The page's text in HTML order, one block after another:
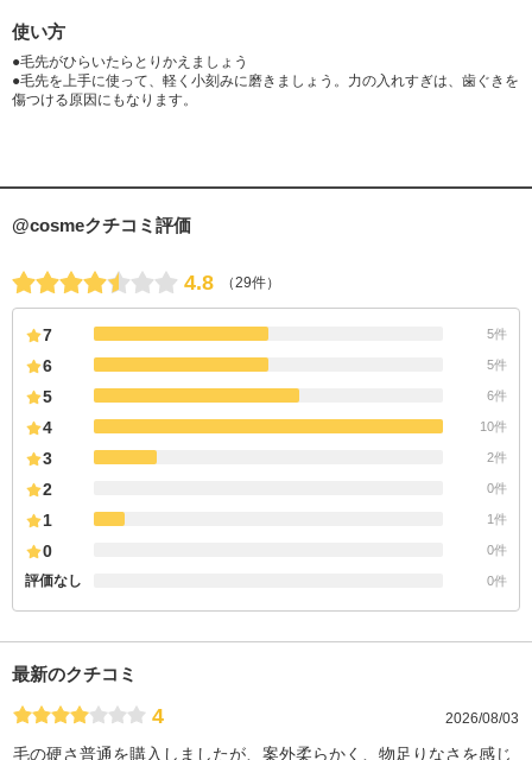
使い方
●毛先がひらいたらとりかえましょう
●毛先を上手に使って、軽く小刻みに磨きましょう。力の入れすぎは、歯ぐきを
傷つける原因にもなります。
@cosmeクチコミ評価
4.8 （29件）
7 5件
6 5件
5 6件
4 10件
3 2件
2 0件
1 1件
0 0件
評価なし 0件
最新のクチコミ
4 2026/08/03
毛の硬さ普通を購入しましたが、案外柔らかく、物足りなさを感じ